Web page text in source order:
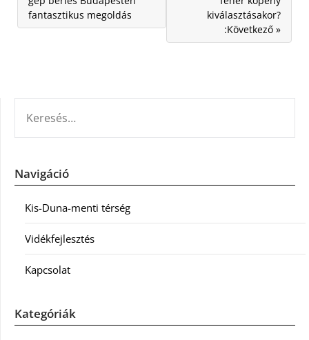
fantasztikus megoldás
kiválasztásakor?
:Következő »
Navigáció
Kis-Duna-menti térség
Vidékfejlesztés
Kapcsolat
Kategóriák